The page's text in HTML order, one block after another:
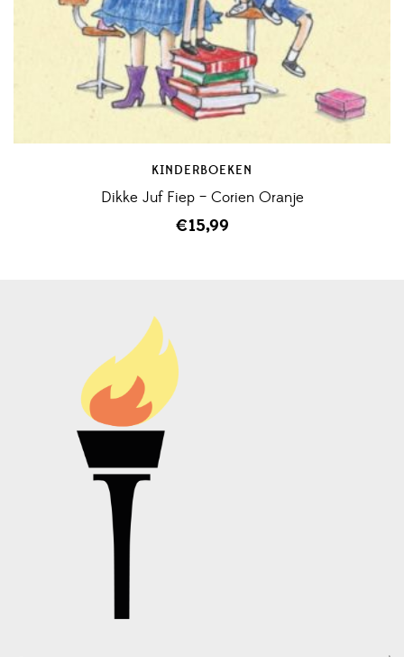
KINDERBOEKEN
Dikke Juf Fiep – Corien Oranje
€15,99